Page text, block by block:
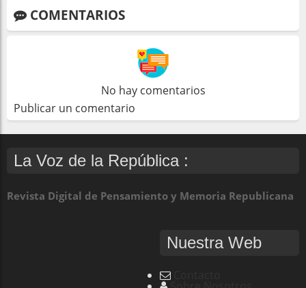
COMENTARIOS
No hay comentarios
Publicar un comentario
La Voz de la República :
Revista Digital de Pensamiento y Memoria Republicana
Nuestra Web